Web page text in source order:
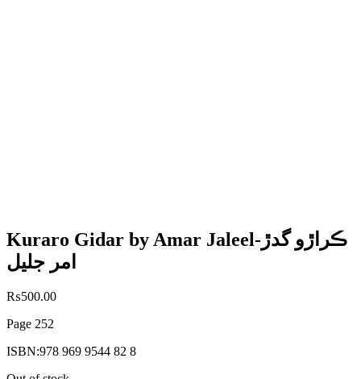
Kuraro Gidar by Amar Jaleel-ڪراڙو گدڙ
امر جليل
₨500.00
Page 252
ISBN:978 969 9544 82 8